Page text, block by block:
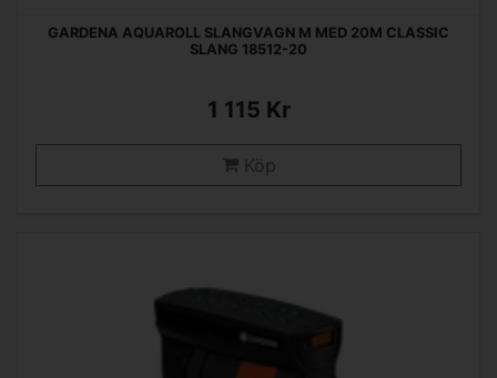
GARDENA AQUAROLL SLANGVAGN M MED 20M CLASSIC
SLANG 18512-20
1 115 Kr
Köp